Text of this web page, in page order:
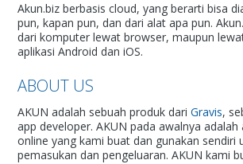
Akun.biz berbasis cloud, yang berarti bisa
pun, kapan pun, dan dari alat apa pun.
dari komputer lewat browser, maupun
aplikasi Android dan iOS.
ABOUT US
AKUN adalah sebuah produk dariGravis,
app developer. AKUN pada awalnya adalah
online yang kami buat dan gunakan sendiri
pemasukan dan pengeluaran. AKUN kami